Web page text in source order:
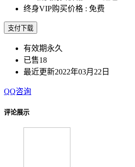
终身VIP购买价格 : 免费
支付下载
有效期永久
已售18
最近更新2022年03月22日
QQ咨询
评论展示